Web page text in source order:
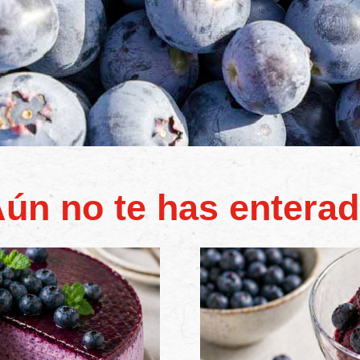
no te has